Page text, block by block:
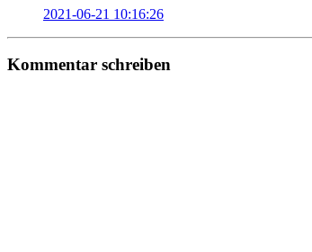
2021-06-21 10:16:26
Kommentar schreiben